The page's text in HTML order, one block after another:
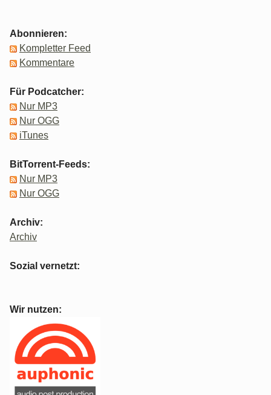
Abonnieren:
Kompletter Feed
Kommentare
Für Podcatcher:
Nur MP3
Nur OGG
iTunes
BitTorrent-Feeds:
Nur MP3
Nur OGG
Archiv:
Archiv
Sozial vernetzt:
Wir nutzen: